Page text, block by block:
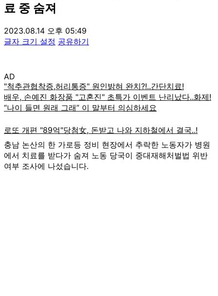
료 중 숨져
2023.08.14 오후 05:49
글자 크기 설정 공유하기
AD
충남 논산의 한 가로등 정비 현장에서 추락한 노동자가 병원
에서 치료를 받다가 숨져 노동 당국이 중대재해처벌법 위반
여부 조사에 나섰습니다.